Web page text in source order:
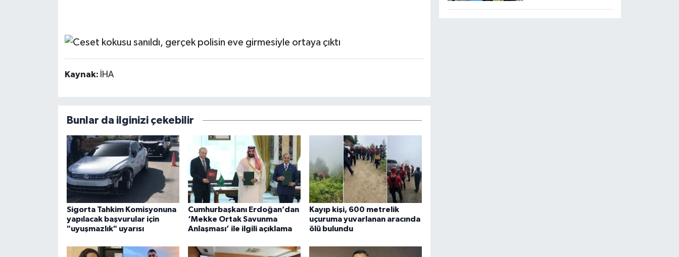
Kaynak: İHA
Bunlar da ilginizi çekebilir
Sigorta Tahkim Komisyonuna
yapılacak başvurular için
"uyuşmazlık" uyarısı
Cumhurbaşkanı Erdoğan’dan
‘Mekke Ortak Savunma
Anlaşması’ ile ilgili açıklama
Kayıp kişi, 600 metrelik
uçuruma yuvarlanan aracında
ölü bulundu